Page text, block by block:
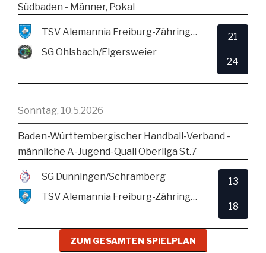
Südbaden - Männer, Pokal
TSV Alemannia Freiburg-Zähringen
SG Ohlsbach/Elgersweier
21
24
Sonntag, 10.5.2026
Baden-Württembergischer Handball-Verband -
männliche A-Jugend-Quali Oberliga St.7
SG Dunningen/Schramberg
TSV Alemannia Freiburg-Zähringen
13
18
ZUM GESAMTEN SPIELPLAN